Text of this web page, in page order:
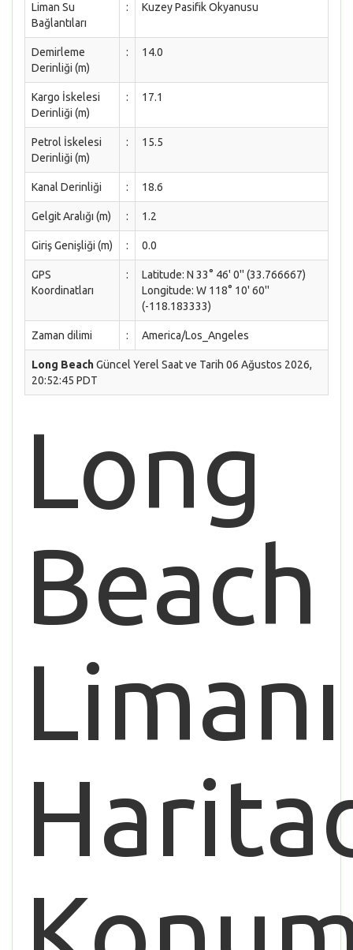
Liman Su
Bağlantıları
: Kuzey Pasifik Okyanusu
Demirleme
Derinliği (m)
: 14.0
Kargo İskelesi
Derinliği (m)
: 17.1
Petrol İskelesi
Derinliği (m)
: 15.5
Kanal Derinliği : 18.6
Gelgit Aralığı (m) : 1.2
Giriş Genişliği (m) : 0.0
GPS
Koordinatları
:
Latitude: N 33° 46' 0'' (33.766667)
Longitude: W 118° 10' 60''
(-118.183333)
Zaman dilimi : America/Los_Angeles
Long BeachGüncel Yerel Saat ve Tarih 06 Ağustos 2026,
20:52:45 PDT
Long
Beach
Limanı